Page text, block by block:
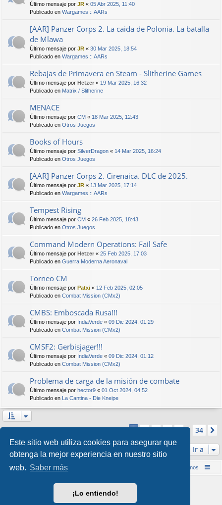
Este sitio web utiliza cookies para asegurar que
obtenga la mejor experiencia en nuestro sitio
web. Saber más
¡Lo entiendo!
Último mensaje por JR « 05 Abr 2025, 11:40
Publicado en Wargames :: AARs
[AAR] Panzer Corps 2. La caida de Polonia. La batalla
de Mlawa
Último mensaje por JR « 30 Mar 2025, 18:54
Publicado en Wargames :: AARs
Rebajas de Primavera en Steam - Slitherine Games
Último mensaje por Hetzer « 19 Mar 2025, 16:32
Publicado en Matrix / Slitherine
MENACE
Último mensaje por CM « 18 Mar 2025, 12:43
Publicado en Otros Juegos
Books of Hours
Último mensaje por SilverDragon « 14 Mar 2025, 16:24
Publicado en Otros Juegos
[AAR] Panzer Corps 2. Cirenaica. DLC de 2025.
Último mensaje por JR « 13 Mar 2025, 17:14
Publicado en Wargames :: AARs
Tempest Rising
Último mensaje por CM « 26 Feb 2025, 18:43
Publicado en Otros Juegos
Command Modern Operations: Fail Safe
Último mensaje por Hetzer « 25 Feb 2025, 17:03
Publicado en Guerra Moderna Aeronaval
Torneo CM
Último mensaje por Patxi « 12 Feb 2025, 02:05
Publicado en Combat Mission (CMx2)
CMBS: Emboscada Rusa!!!
Último mensaje por IndiaVerde « 09 Dic 2024, 01:29
Publicado en Combat Mission (CMx2)
CMSF2: Gerbisjager!!!
Último mensaje por IndiaVerde « 09 Dic 2024, 01:12
Publicado en Combat Mission (CMx2)
Problema de carga de la misión de combate
Último mensaje por hector9 « 01 Oct 2024, 04:52
Publicado en La Cantina - Die Kneipe
Página1de34
1 2 3 4 5 … 34
Ir a
Inicio (Web) Foro Punta de Lanza Wargames Contáctenos
Desarrollado porphpBB® Forum Software © phpBB Limited
Style porArty&
phpBB España